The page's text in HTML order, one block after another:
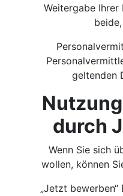
Weitergabe
geltenden
durch
Wenn Sie sich
wollen, können
„Jetzt